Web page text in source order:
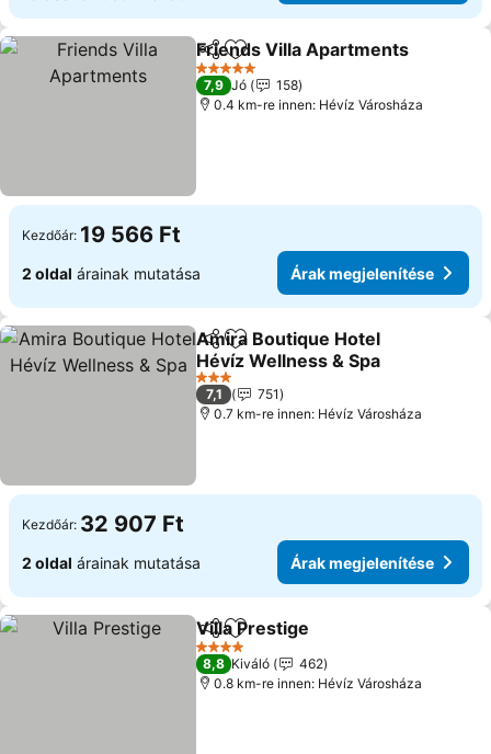
MegosztásHozzáadás a kedvencekhez
Friends Villa Apartments
5 Kategória
7,9 Jó
158
0.4 km-re innen: Hévíz Városháza
Kezdőár: 19 566 Ft
2 oldal árainak mutatása Árak megjelenítése
Megosztás
Hozzáadás a kedvencekhez
Amira Boutique Hotel
Hévíz Wellness & Spa
3 Kategória
7,1
751
0.7 km-re innen: Hévíz Városháza
Kezdőár: 32 907 Ft
2 oldal árainak mutatása Árak megjelenítése
Megosztás
Hozzáadás a kedvencekhez
Villa Prestige
4 Kategória
8,8 Kiváló
462
0.8 km-re innen: Hévíz Városháza